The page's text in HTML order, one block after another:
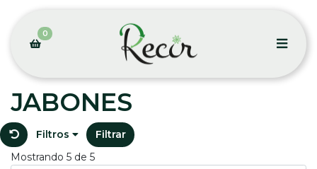
0
JABONES
Filtros
Filtrar
Mostrando 5 de 5